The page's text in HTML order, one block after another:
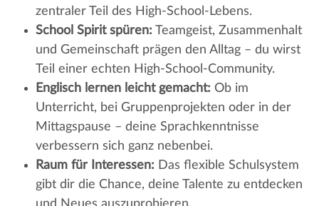
zentraler Teil des High-School-Lebens.
School Spirit spüren: Teamgeist, Zusammenhalt
und Gemeinschaft prägen den Alltag – du wirst
Teil einer echten High-School-Community.
Englisch lernen leicht gemacht: Ob im
Unterricht, bei Gruppenprojekten oder in der
Mittagspause – deine Sprachkenntnisse
verbessern sich ganz nebenbei.
Raum für Interessen: Das flexible Schulsystem
gibt dir die Chance, deine Talente zu entdecken